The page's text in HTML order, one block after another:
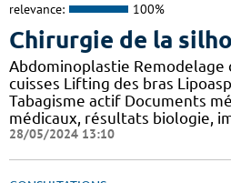
relevance: 100%
Chirurgie de la
Abdominoplastie Remodelage
cuisses Lifting des bras
Tabagisme actif Documents
médicaux, résultats biologie,
28/05/2024 13:10